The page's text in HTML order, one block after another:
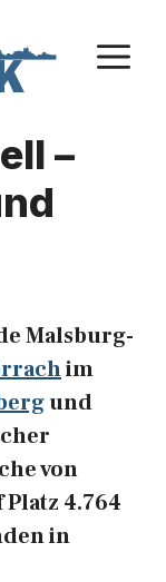
–
Malsburg-
im
und
von
4.764
in